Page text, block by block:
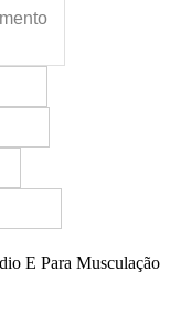
E Para Musculação